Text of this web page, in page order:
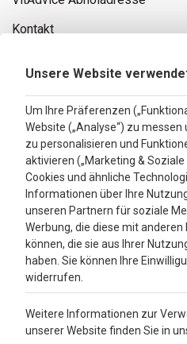
Kontakt
Bewertungen
4.3
Google Reviews
Unsere Website
Um Ihre Präferenzen
Website („Analyse“) zu
zu personalisieren und
aktivieren („Marketing &
Cookies und ähnliche
Informationen über Ihre
unseren Partnern für soziale
Werbung, die diese mit
können, die sie aus Ihrer
haben. Sie können Ihre
widerrufen.
Weitere Informationen zur
unserer Website finden Sie in